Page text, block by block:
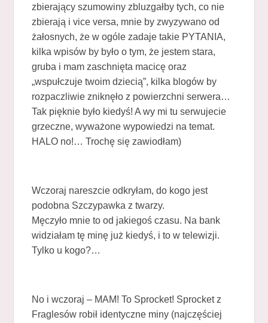
zbierający szumowiny zbluzgałby tych, co nie
zbierają i vice versa, mnie by zwyzywano od
żałosnych, że w ogóle zadaje takie PYTANIA,
kilka wpisów by było o tym, że jestem stara,
gruba i mam zaschnięta macicę oraz
„wspułczuje twoim dziecią”, kilka blogów by
rozpaczliwie zniknęło z powierzchni serwera…
Tak pięknie było kiedyś! A wy mi tu serwujecie
grzeczne, wyważone wypowiedzi na temat.
HALO no!… Trochę się zawiodłam)
Wczoraj nareszcie odkryłam, do kogo jest
podobna Szczypawka z twarzy.
Męczyło mnie to od jakiegoś czasu. Na bank
widziałam tę minę już kiedyś, i to w telewizji.
Tylko u kogo?…
No i wczoraj – MAM! To Sprocket! Sprocket z
Fraglesów robił identyczne miny (najczęściej